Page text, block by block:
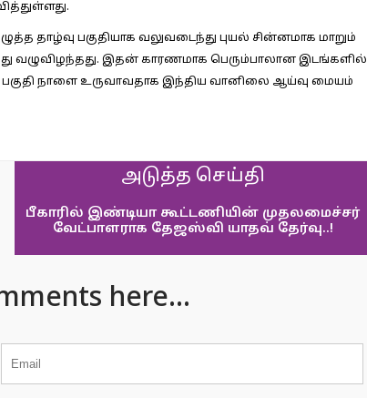
தாழ்வு பகுதியாக வலுவடைந்து புயல் சின்னமாக மாறும்
வழுவிழந்தது. இதன் காரணமாக பெரும்பாலான இடங்களில்
பகுதி நாளை உருவாவதாக இந்திய வானிலை ஆய்வு மையம்
அடுத்த செய்தி
பீகாரில் இண்டியா கூட்டணியின் முதலமைச்சர்
வேட்பாளராக தேஜஸ்வி யாதவ் தேர்வு..!
here...